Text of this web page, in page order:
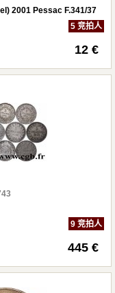
2001 Pessac F.341/37
5 竞拍人
12 €
9 竞拍人
445 €